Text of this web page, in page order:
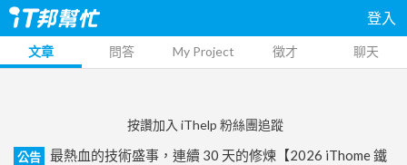
登入
文章 問答 My Project 徵才 聊天
按讚加入 iThelp 粉絲團追蹤
公告
最熱血的技術盛事，連續 30 天的修煉【2026 iThome 鐵